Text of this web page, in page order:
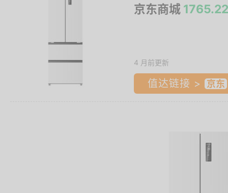
京东商城
4 月前更新
值达链接 >